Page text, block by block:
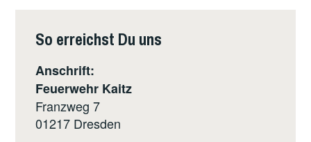
So erreichst Du uns
Anschrift:
Feuerwehr Kaitz
Franzweg 7
01217 Dresden